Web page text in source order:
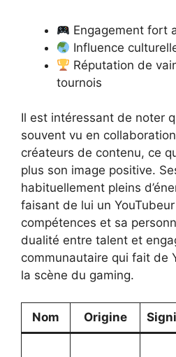
Engagement fort
Influence
Réputation de
tournois
Il est intéressant de noter
souvent vu en
créateurs de contenu, ce
plus son image positive.
habituellement pleins
faisant de lui un
compétences et sa
dualité entre talent et
communautaire qui fait de
la scène du gaming.
Nom Origine